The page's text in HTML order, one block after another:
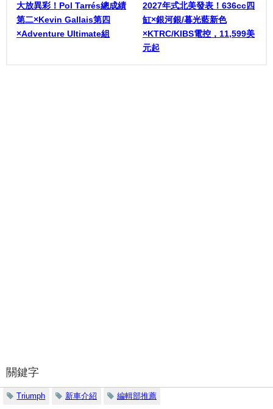
大放異彩！Pol Tarrés總成績
第二×Kevin Gallais第四
×Adventure Ultimate組
2027年式北美發表！636cc四
缸×銀河銀/暮光藍新色
×KTRC/KIBS電控，11,599美
元起
關鍵字
Triumph 新車介紹 編輯部推薦